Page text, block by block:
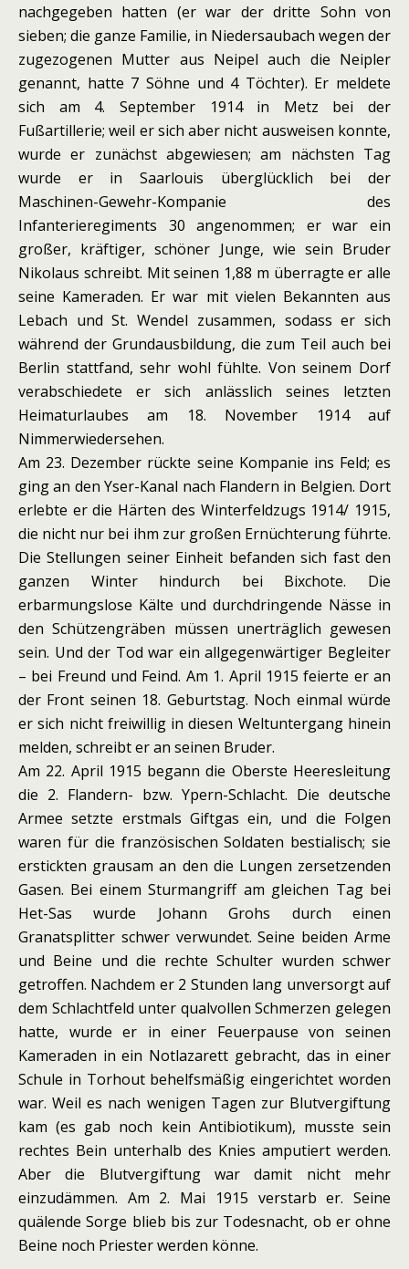
nachgegeben hatten (er war der dritte Sohn von
sieben; die ganze Familie, in Niedersaubach wegen der
zugezogenen Mutter aus Neipel auch die Neipler
genannt, hatte 7 Söhne und 4 Töchter). Er meldete
sich am 4. September 1914 in Metz bei der
Fußartillerie; weil er sich aber nicht ausweisen konnte,
wurde er zunächst abgewiesen; am nächsten Tag
wurde er in Saarlouis überglücklich bei der
Maschinen-Gewehr-Kompanie des
Infanterieregiments 30 angenommen; er war ein
großer, kräftiger, schöner Junge, wie sein Bruder
Nikolaus schreibt. Mit seinen 1,88 m überragte er alle
seine Kameraden. Er war mit vielen Bekannten aus
Lebach und St. Wendel zusammen, sodass er sich
während der Grundausbildung, die zum Teil auch bei
Berlin stattfand, sehr wohl fühlte. Von seinem Dorf
verabschiedete er sich anlässlich seines letzten
Heimaturlaubes am 18. November 1914 auf
Nimmerwiedersehen.
Am 23. Dezember rückte seine Kompanie ins Feld; es
ging an den Yser-Kanal nach Flandern in Belgien. Dort
erlebte er die Härten des Winterfeldzugs 1914/ 1915,
die nicht nur bei ihm zur großen Ernüchterung führte.
Die Stellungen seiner Einheit befanden sich fast den
ganzen Winter hindurch bei Bixchote. Die
erbarmungslose Kälte und durchdringende Nässe in
den Schützengräben müssen unerträglich gewesen
sein. Und der Tod war ein allgegenwärtiger Begleiter
– bei Freund und Feind. Am 1. April 1915 feierte er an
der Front seinen 18. Geburtstag. Noch einmal würde
er sich nicht freiwillig in diesen Weltuntergang hinein
melden, schreibt er an seinen Bruder.
Am 22. April 1915 begann die Oberste Heeresleitung
die 2. Flandern- bzw. Ypern-Schlacht. Die deutsche
Armee setzte erstmals Giftgas ein, und die Folgen
waren für die französischen Soldaten bestialisch; sie
erstickten grausam an den die Lungen zersetzenden
Gasen. Bei einem Sturmangriff am gleichen Tag bei
Het-Sas wurde Johann Grohs durch einen
Granatsplitter schwer verwundet. Seine beiden Arme
und Beine und die rechte Schulter wurden schwer
getroffen. Nachdem er 2 Stunden lang unversorgt auf
dem Schlachtfeld unter qualvollen Schmerzen gelegen
hatte, wurde er in einer Feuerpause von seinen
Kameraden in ein Notlazarett gebracht, das in einer
Schule in Torhout behelfsmäßig eingerichtet worden
war. Weil es nach wenigen Tagen zur Blutvergiftung
kam (es gab noch kein Antibiotikum), musste sein
rechtes Bein unterhalb des Knies amputiert werden.
Aber die Blutvergiftung war damit nicht mehr
einzudämmen. Am 2. Mai 1915 verstarb er. Seine
quälende Sorge blieb bis zur Todesnacht, ob er ohne
Beine noch Priester werden könne.